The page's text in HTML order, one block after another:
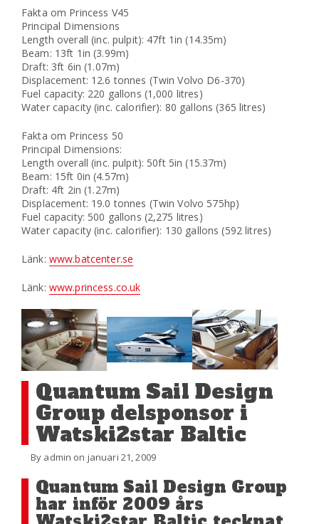
Fakta om Princess V45
Principal Dimensions
Length overall (inc. pulpit): 47ft 1in (14.35m)
Beam: 13ft 1in (3.99m)
Draft: 3ft 6in (1.07m)
Displacement: 12.6 tonnes (Twin Volvo D6-370)
Fuel capacity: 220 gallons (1,000 litres)
Water capacity (inc. calorifier): 80 gallons (365 litres)
Fakta om Princess 50
Principal Dimensions:
Length overall (inc. pulpit): 50ft 5in (15.37m)
Beam: 15ft 0in (4.57m)
Draft: 4ft 2in (1.27m)
Displacement: 19.0 tonnes (Twin Volvo 575hp)
Fuel capacity: 500 gallons (2,275 litres)
Water capacity (inc. calorifier): 130 gallons (592 litres)
Länk: www.batcenter.se
Länk: www.princess.co.uk
Quantum Sail Design
Group delsponsor i
Watski2star Baltic
By admin on januari 21, 2009
Quantum Sail Design Group
har inför 2009 års